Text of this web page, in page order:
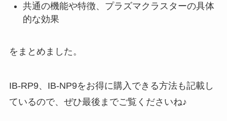
共通の機能や特徴、プラズマクラスターの具体
的な効果
をまとめました。
IB-RP9、IB-NP9をお得に購入できる方法も記載し
ているので、ぜひ最後までご覧くださいね♪